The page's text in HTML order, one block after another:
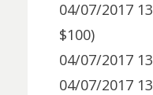
04/07/2017
$100)
04/07/2017
04/07/2017